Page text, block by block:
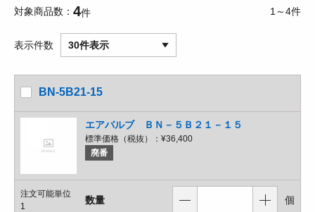
対象商品数 4件 1～4件
表示件数 30件表示
BN-5B21-15
エアバルブ ＢＮ－５Ｂ２１－１５
標準価格（税抜）： ¥36,400
廃番
注文可能単位
1
数量 個